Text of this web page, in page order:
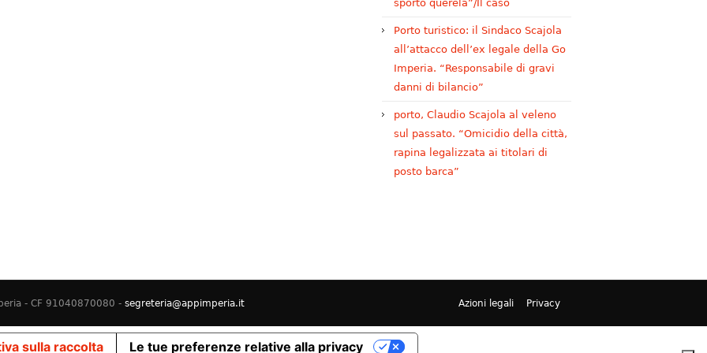
sporto querela”/Il caso
Porto turistico: il Sindaco Scajola
all’attacco dell’ex legale della Go
Imperia. “Responsabile di gravi
danni di bilancio”
porto, Claudio Scajola al veleno
sul passato. “Omicidio della città,
rapina legalizzata ai titolari di
posto barca”
Azioni legali Privacy
- CF 91040870080 - segreteria@appimperia.it
sulla raccolta Le tue preferenze relative alla privacy